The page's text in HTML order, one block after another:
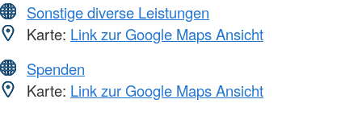
Sonstige diverse Leistungen
Karte: Link zur Google Maps Ansicht
Spenden
Karte: Link zur Google Maps Ansicht